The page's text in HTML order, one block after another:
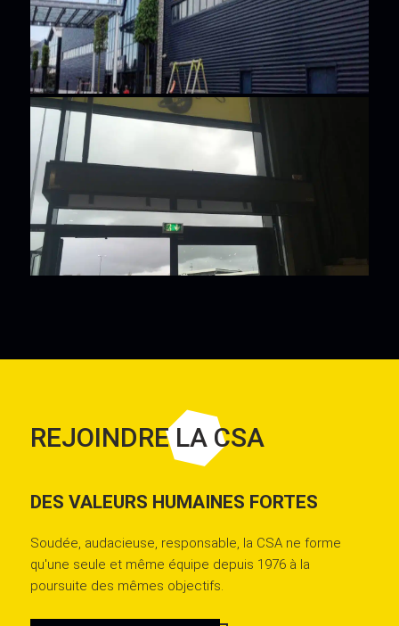
REJOINDRE LA CSA
DES VALEURS HUMAINES FORTES
Soudée, audacieuse, responsable, la CSA ne forme
qu'une seule et même équipe depuis 1976 à la
poursuite des mêmes objectifs.